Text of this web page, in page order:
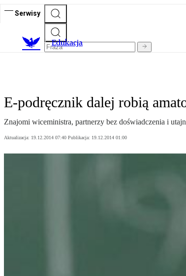
Serwisy
Edukacja
E-podręcznik dalej robią
Znajomi wiceministra, partnerzy bez doświadczenia i
Aktualizacja: 19.12.2014 07:40 Publikacja: 19.12.2014 01:00